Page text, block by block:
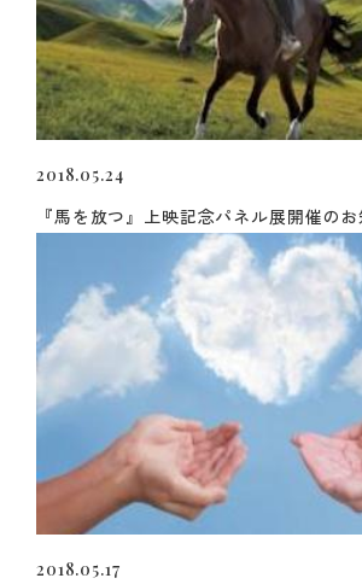
2018.05.24
『馬を放つ』上映記念パネル展開催の
2018.05.17